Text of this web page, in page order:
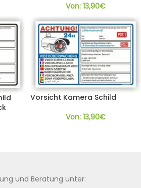
Von: 13,90€
Vorsicht Kamera Schild
Von: 13,90€
und Beratung unter: